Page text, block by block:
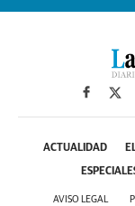
ACTUALIDAD
AVISO LEGAL